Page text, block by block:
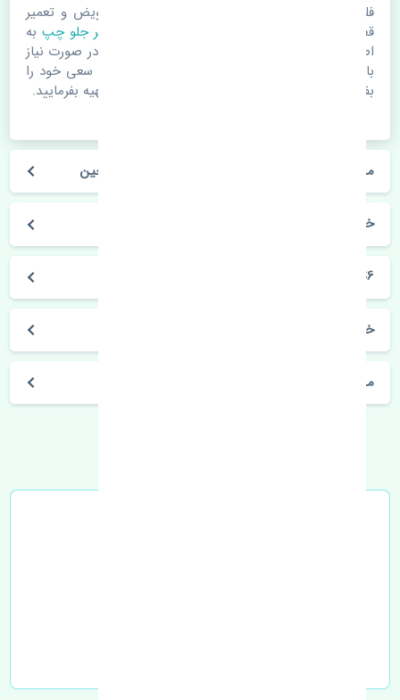
فلذا در صورت خرابی در اسرع زمان نسبت به تعویض و تعمیر
قطعات یدکی اقدام فرمایید. در زمان
خرید کمک فنر جلو چپ به
اصلی بودن و کیفیت قطعات بسیار توجه بفرمایید. در صورت نیاز
با مکانیک و کارشناسان در این زمینه مشورت کنید. سعی خود را
بفرمایید تا قطعات یدکی را از فروشگاه های معتبر تهیه بفرمایید.
مشخصات فنی کمک فنر جلو چپ بی وای دی S6 چین
خودروسازی بی وای دی
S6
خرید کمک فنر جلو چپ بی وای دی S6 چین
مشخصات فنی اتومبیل